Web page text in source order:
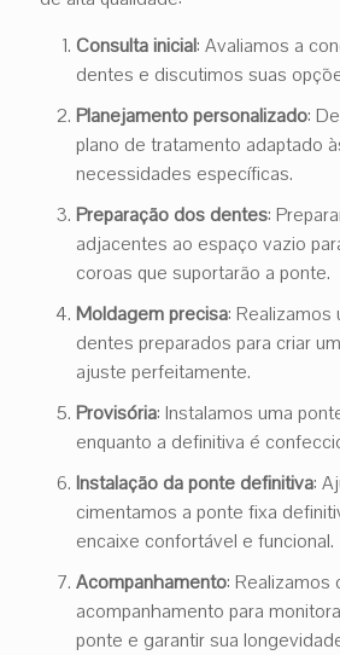
Consulta inicial: Avaliamos a
dentes e discutimos suas
Planejamento personalizado:
plano de tratamento adaptado
necessidades específicas.
Preparação dos dentes:
adjacentes ao espaço vazio
coroas que suportarão a ponte.
Moldagem precisa:
dentes preparados para criar
ajuste perfeitamente.
Provisória: Instalamos uma
enquanto a definitiva é
Instalação da ponte definitiva:
cimentamos a ponte fixa
encaixe confortável e funcional.
Acompanhamento: Realizamos
acompanhamento para
ponte e garantir sua